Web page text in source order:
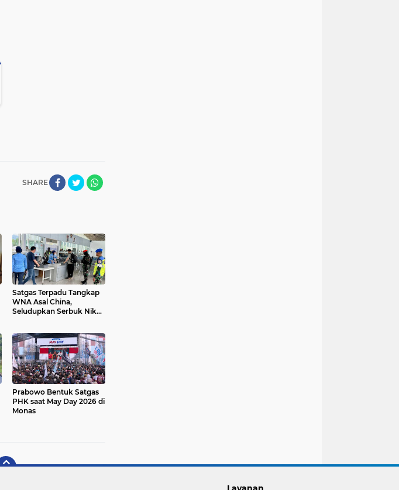
SHARE
Satgas Terpadu Tangkap
WNA Asal China,
Seludupkan Serbuk Nikel
Prabowo Bentuk Satgas
PHK saat May Day 2026 di
Monas